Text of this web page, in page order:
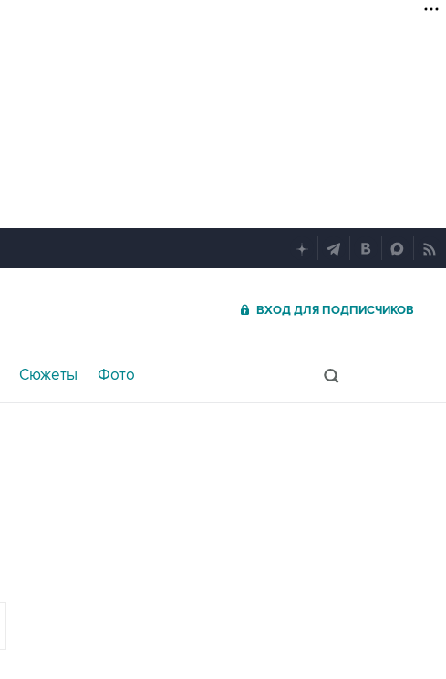
ВХОД ДЛЯ ПОДПИСЧИКОВ
Сюжеты Фото